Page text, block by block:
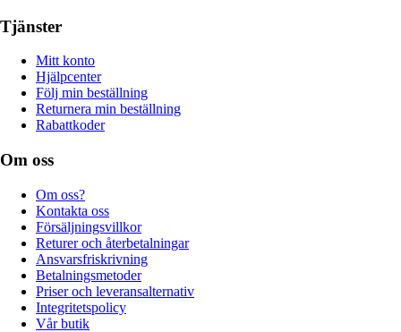
Tjänster
Mitt konto
Hjälpcenter
Följ min beställning
Returnera min beställning
Rabattkoder
Om oss
Om oss?
Kontakta oss
Försäljningsvillkor
Returer och återbetalningar
Ansvarsfriskrivning
Betalningsmetoder
Priser och leveransalternativ
Integritetspolicy
Vår butik